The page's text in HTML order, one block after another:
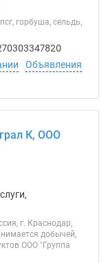
горбуша, сельдь,
Объявления
К, ООО
г. Краснодар,
добычей,
ООО "Группа